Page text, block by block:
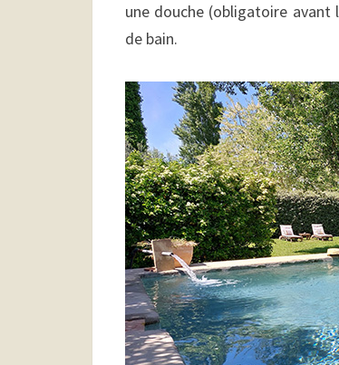
une douche (obligatoire avant
de bain.